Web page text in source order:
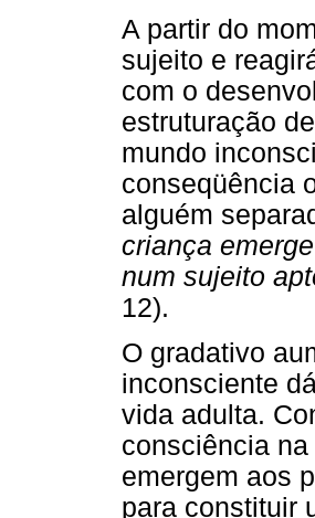
A partir do
sujeito e
com o
estruturação
mundo
conseqüência
alguém
criança
num sujeito
12).
O gradativo
inconsciente
vida adulta.
consciência
emergem aos
para constituir